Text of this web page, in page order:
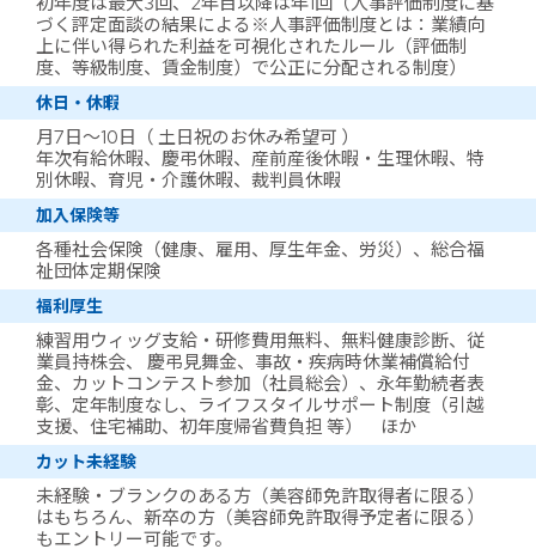
づく評定面談の結果による※人事評価制度とは：業績向
上に伴い得られた利益を可視化されたルール（評価制
度、等級制度、賃金制度）で公正に分配される制度）
休日・休暇
月7日～10日（ 土日祝のお休み希望可 ）
年次有給休暇、慶弔休暇、産前産後休暇・生理休暇、特
別休暇、育児・介護休暇、裁判員休暇
加入保険等
各種社会保険（健康、雇用、厚生年金、労災）、総合福
祉団体定期保険
福利厚生
練習用ウィッグ支給・研修費用無料、無料健康診断、従
業員持株会、 慶弔見舞金、事故・疾病時休業補償給付
金、カットコンテスト参加（社員総会）、永年勤続者表
彰、定年制度なし、ライフスタイルサポート制度（引越
支援、住宅補助、初年度帰省費負担 等） ほか
カット未経験
未経験・ブランクのある方（美容師免許取得者に限る）
はもちろん、新卒の方（美容師免許取得予定者に限る）
もエントリー可能です。